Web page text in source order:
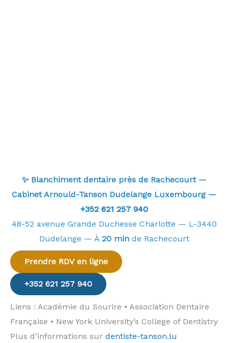
✨ Blanchiment dentaire près de Rachecourt —
Cabinet Arnould-Tanson Dudelange Luxembourg —
+352 621 257 940
48-52 avenue Grande Duchesse Charlotte — L-3440
Dudelange — À 20 minde Rachecourt
Prendre RDV en ligne
+352 621 257 940
Liens : Académie du Sourire • Association Dentaire
Française • New York University’s College of Dentistry
Plus d’informations sur dentiste-tanson.lu